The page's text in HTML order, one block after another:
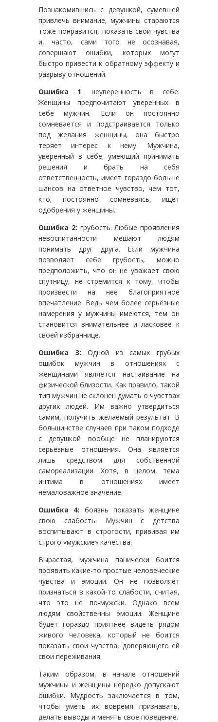
Познакомившись с девушкой, сумевшей
привлечь внимание, мужчины стараются
тоже понравится, показать свои чувства
и, часто, сами того не осознавая,
совершают ошибки, которых могут
быстро привести к обратному эффекту и
разрыву отношений.
Ошибка 1: неуверенность в себе.
Женщины предпочитают уверенных в
себе мужчин. Если он постоянно
сомневается и подстраивается только
под желания женщины, она быстро
теряет интерес к нему. Мужчина,
уверенный в себе, умеющий принимать
решения и брать на себя
ответственность, имеет гораздо больше
шансов на ответное чувство, чем тот,
кто, постоянно сомневаясь, ищет
одобрения у женщины.
Ошибка 2: грубость. Любые проявления
невоспитанности мешают людям
понимать друг друга. Если мужчина
позволяет себе грубость, можно
предположить, что он не уважает свою
спутницу, не стремится к тому, чтобы
произвести на неё благоприятное
впечатление. Ведь чем более серьёзные
намерения у мужчины имеются, тем он
становится внимательнее и ласковее к
своей избраннице.
Ошибка 3: Одной из самых грубых
ошибок мужчин в отношениях с
женщинами является настаивание на
физической близости. Как правило, такой
тип мужчин не склонен думать о чувствах
других людей. Им важно утвердиться
самим, получить желаемый результат. В
большинстве случаев при таком подходе
с девушкой вообще не планируются
серьёзные отношения. Она является
лишь средством для собственной
самореализации. Хотя, в целом, тема
интима в отношениях имеет
немаловажное значение.
Ошибка 4: боязнь показать женщине
свою слабость. Мужчин с детства
воспитывают в строгости, прививая им
строго «мужские» качества.
Вырастая, мужчина панически боится
проявить какие-то простые человеческие
чувства и эмоции. Он не позволяет
признаться в какой-то слабости, считая,
что это не по-мужски. Однако всем
людям свойственны эмоции. Женщине
будет гораздо приятнее видеть рядом
живого человека, который не боится
показать свои чувства, доверяющего ей
свои переживания.
Таким образом, в начале отношений
мужчины и женщины нередко допускают
ошибки. Мудрость заключается в том,
чтобы уметь их вовремя признавать,
делать выводы и менять своё поведение.